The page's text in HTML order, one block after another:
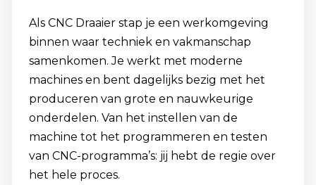
Als CNC Draaier stap je een werkomgeving
binnen waar techniek en vakmanschap
samenkomen. Je werkt met moderne
machines en bent dagelijks bezig met het
produceren van grote en nauwkeurige
onderdelen. Van het instellen van de
machine tot het programmeren en testen
van CNC-programma’s: jij hebt de regie over
het hele proces.